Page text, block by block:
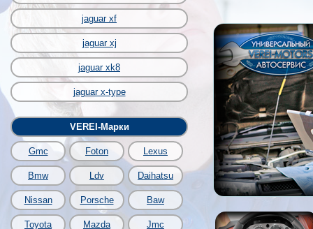
jaguar xf
jaguar xj
jaguar xk8
jaguar x-type
VEREI-Марки
Gmc Foton Lexus
Bmw Ldv Daihatsu
Nissan Porsche Baw
Toyota Mazda Jmc